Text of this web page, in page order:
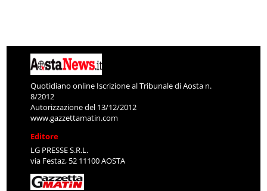
Quotidiano online Iscrizione al Tribunale di Aosta n.
8/2012
Autorizzazione del 13/12/2012
www.gazzettamatin.com
Editore
LG PRESSE S.R.L.
via Festaz, 52 11100 AOSTA